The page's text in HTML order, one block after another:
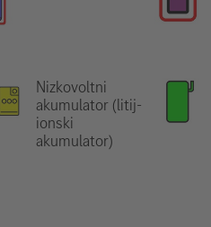
Nizkovoltni
akumulator (litij-
ionski
akumulator)